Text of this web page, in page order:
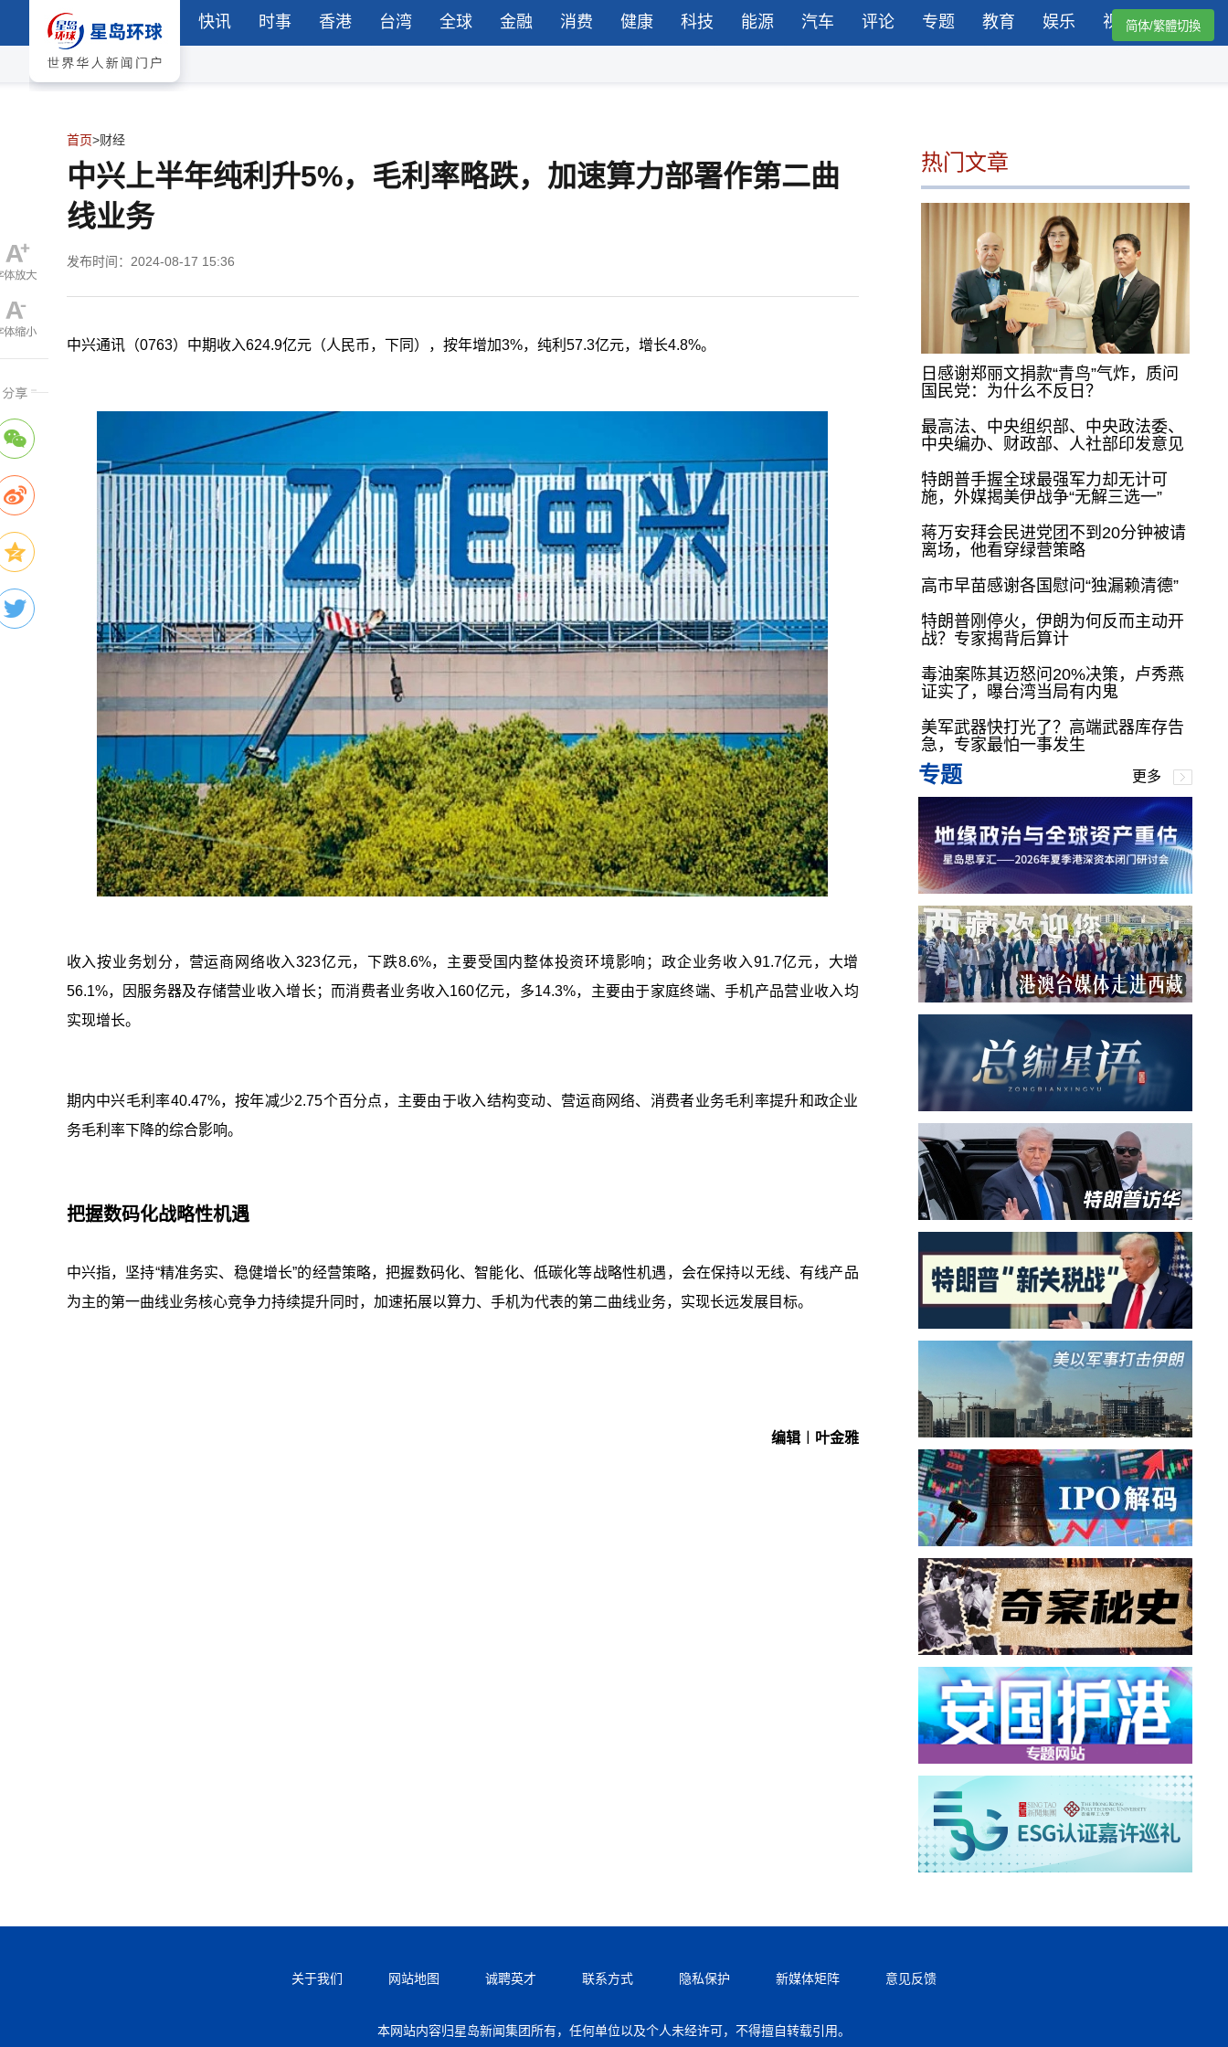
快讯 时事 香港 台湾 全球 金融 消费 健康 科技 能源 汽车 评论 专题 教育 娱乐 视频简体/繁體切換
首页>财经
中兴上半年纯利升5%，毛利率略跌，加速算力部署作第二曲
线业务
发布时间：2024-08-17 15:36
中兴通讯（0763）中期收入624.9亿元（人民币，下同），按年增加3%，纯利57.3亿元，增长4.8%。
收入按业务划分，营运商网络收入323亿元，下跌8.6%，主要受国内整体投资环境影响；政企业务收入91.7亿元，大增
56.1%，因服务器及存储营业收入增长；而消费者业务收入160亿元，多14.3%，主要由于家庭终端、手机产品营业收入均
实现增长。
期内中兴毛利率40.47%，按年减少2.75个百分点，主要由于收入结构变动、营运商网络、消费者业务毛利率提升和政企业
务毛利率下降的综合影响。
把握数码化战略性机遇
中兴指，坚持“精准务实、稳健增长”的经营策略，把握数码化、智能化、低碳化等战略性机遇，会在保持以无线、有线产品
为主的第一曲线业务核心竞争力持续提升同时，加速拓展以算力、手机为代表的第二曲线业务，实现长远发展目标。
编辑︱叶金雅
热门文章
日感谢郑丽文捐款“青鸟”气炸，质问
国民党：为什么不反日？
最高法、中央组织部、中央政法委、
中央编办、财政部、人社部印发意见
特朗普手握全球最强军力却无计可
施，外媒揭美伊战争“无解三选一”
蒋万安拜会民进党团不到20分钟被请
离场，他看穿绿营策略
高市早苗感谢各国慰问“独漏赖清德”
特朗普刚停火，伊朗为何反而主动开
战？专家揭背后算计
毒油案陈其迈怒问20%决策，卢秀燕
证实了，曝台湾当局有内鬼
美军武器快打光了？高端武器库存告
急，专家最怕一事发生
专题 更多
关于我们 网站地图 诚聘英才 联系方式 隐私保护 新媒体矩阵 意见反馈
本网站内容归星岛新闻集团所有，任何单位以及个人未经许可，不得擅自转载引用。